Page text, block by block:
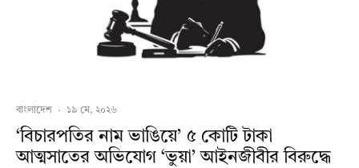
বাংলাদেশ · ১৯ মে, ২০২৬
‘বিচারপতির নাম ভাঙিয়ে’ ৫ কোটি টাকা
আত্মসাতের অভিযোগ ‘ভুয়া’ আইনজীবীর বিরুদ্ধে